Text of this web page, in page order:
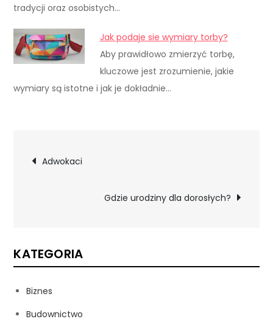
tradycji oraz osobistych…
Jak podaje sie wymiary torby?
Aby prawidłowo zmierzyć torbę,
kluczowe jest zrozumienie, jakie
wymiary są istotne i jak je dokładnie…
Nawigacja
wpisu
Adwokaci
Gdzie urodziny dla dorosłych?
KATEGORIA
Biznes
Budownictwo